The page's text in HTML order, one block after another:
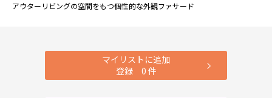
アウターリビングの空間をもつ個性的な外観ファサード
マイリストに追加
登録 0 件